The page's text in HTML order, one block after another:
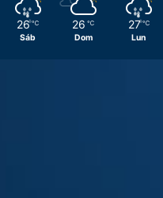
26 ℃
Sáb
26 ℃
Dom
27 ℃
Lun